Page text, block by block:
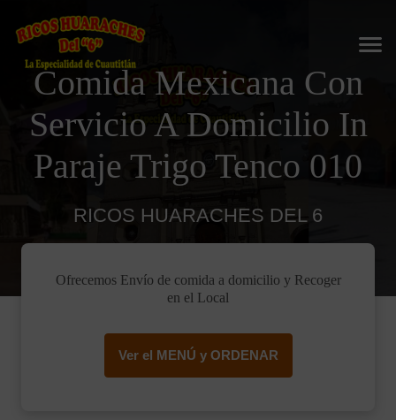
Comida Mexicana Con
Servicio A Domicilio In
Paraje Trigo Tenco 010
RICOS HUARACHES DEL 6
Ofrecemos Envío de comida a domicilio y Recoger
en el Local
Ver el MENÚ y ORDENAR